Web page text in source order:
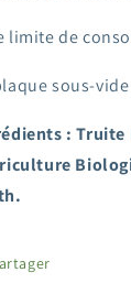
limite de
sous-vide
: Truite